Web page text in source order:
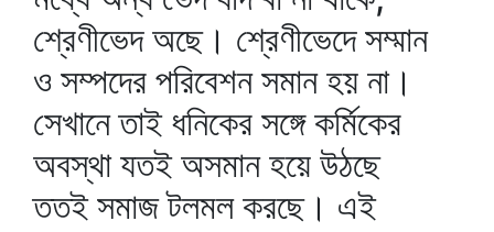
শ্রেণীভেদ অছে। শ্রেণীভেদে সম্মান
ও সম্পদের পরিবেশন সমান হয় না।
সেখানে তাই ধনিকের সঙ্গে কর্মিকের
অবস্থা যতই অসমান হয়ে উঠছে
ততই সমাজ টলমল করছে। এই